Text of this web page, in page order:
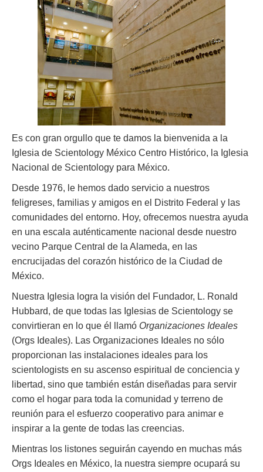
Es con gran orgullo que te damos la bienvenida a la
Iglesia de Scientology México Centro Histórico, la Iglesia
Nacional de Scientology para México.
Desde 1976, le hemos dado servicio a nuestros
feligreses, familias y amigos en el Distrito Federal y las
comunidades del entorno. Hoy, ofrecemos nuestra ayuda
en una escala auténticamente nacional desde nuestro
vecino Parque Central de la Alameda, en las
encrucijadas del corazón histórico de la Ciudad de
México.
Nuestra Iglesia logra la visión del Fundador, L. Ronald
Hubbard, de que todas las Iglesias de Scientology se
convirtieran en lo que él llamó Organizaciones Ideales
(Orgs Ideales). Las Organizaciones Ideales no sólo
proporcionan las instalaciones ideales para los
scientologists en su ascenso espiritual de conciencia y
libertad, sino que también están diseñadas para servir
como el hogar para toda la comunidad y terreno de
reunión para el esfuerzo cooperativo para animar e
inspirar a la gente de todas las creencias.
Mientras los listones seguirán cayendo en muchas más
Orgs Ideales en México, la nuestra siempre ocupará su